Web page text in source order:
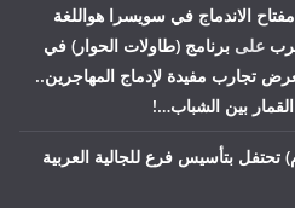
الاندماج في سويسرا هواللغة
على برنامج (طاولات الحوار) في
تجارب مفيدة لإدماج المهاجرين..
بين الشباب…!
تحتفل بتأسيس فرع للجالية العربية